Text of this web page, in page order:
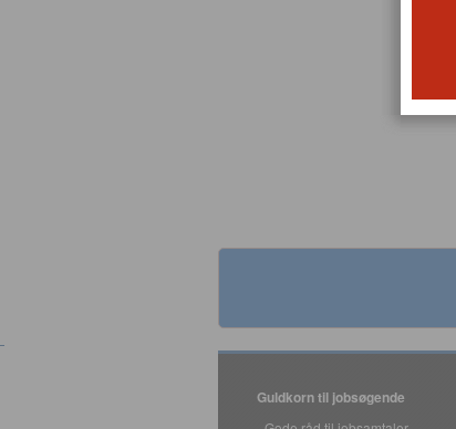
Guldkorn til jobsøgende